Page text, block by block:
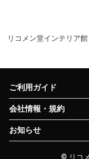
リコメン堂インテリア館
ご利用ガイド
会社情報・規約
お知らせ
© リコ